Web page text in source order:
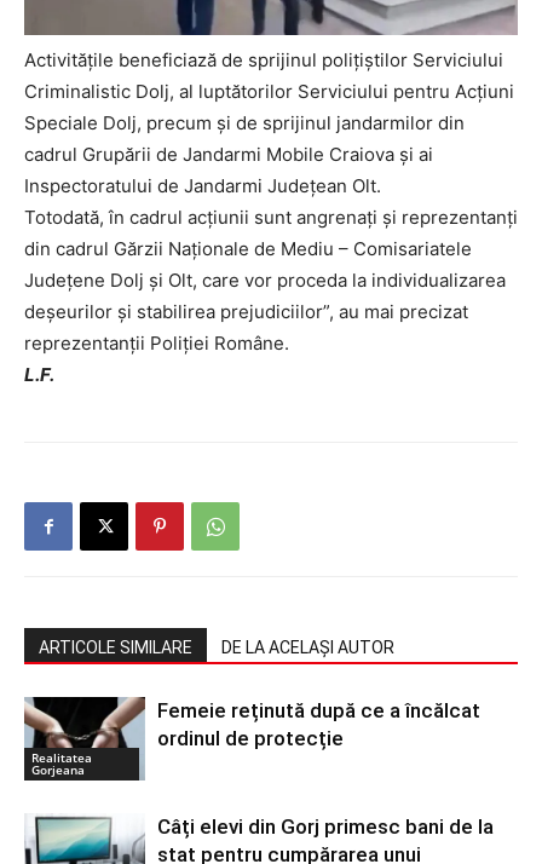
Activitățile beneficiază de sprijinul polițiștilor Serviciului
Criminalistic Dolj, al luptătorilor Serviciului pentru Acțiuni
Speciale Dolj, precum și de sprijinul jandarmilor din
cadrul Grupării de Jandarmi Mobile Craiova și ai
Inspectoratului de Jandarmi Județean Olt.
Totodată, în cadrul acțiunii sunt angrenați și reprezentanți
din cadrul Gărzii Naționale de Mediu – Comisariatele
Județene Dolj și Olt, care vor proceda la individualizarea
deșeurilor și stabilirea prejudiciilor”, au mai precizat
reprezentanții Poliției Române.
L.F.
ARTICOLE SIMILARE DE LA ACELAȘI AUTOR
Realitatea
Gorjeana
Femeie reținută după ce a încălcat
ordinul de protecție
Câți elevi din Gorj primesc bani de la
stat pentru cumpărarea unui